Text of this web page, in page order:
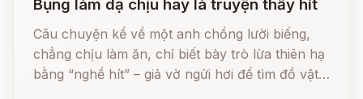
Bụng làm dạ chịu hay là truyện thầy hít
Câu chuyện kể về một anh chồng lười biếng,
chẳng chịu làm ăn, chỉ biết bày trò lừa thiên hạ
bằng “nghề hít” – giả vờ ngửi hơi để tìm đồ vật.